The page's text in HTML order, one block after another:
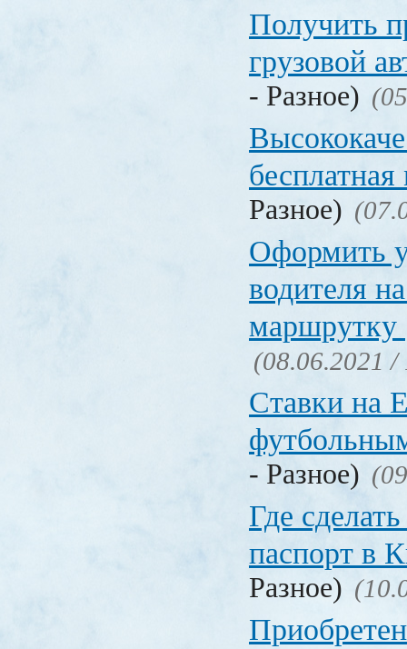
Получить
грузовой
- Разное)
Разное)
Оформить
водителя
маршрутку
(08.06.2021 /
Ставки на
- Разное)
Где
паспорт в
Разное)